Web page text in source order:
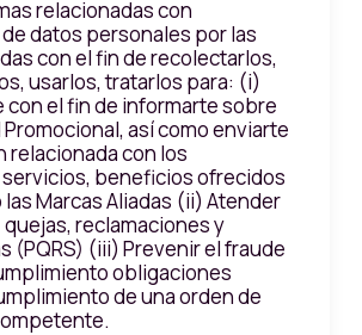
relacionadas con
datos personales por las
con el fin de recolectarlos,
usarlos, tratarlos para: (i)
el fin de informarte sobre
Promocional, así como enviarte
relacionada con los
beneficios ofrecidos
las Marcas Aliadas (ii) Atender
reclamaciones y
(PQRS) (iii) Prevenir el fraude
obligaciones
de una orden de